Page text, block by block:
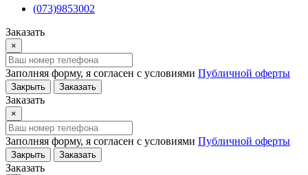
(073)9853002
Заказать
×
Заполняя форму, я согласен с условиями Публичной оферты
Закрыть Заказать
Заказать
×
Заполняя форму, я согласен с условиями Публичной оферты
Закрыть Заказать
Заказать